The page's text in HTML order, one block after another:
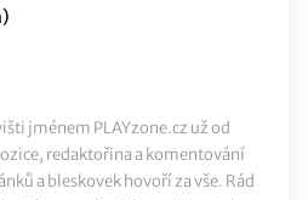
jménem PLAYzone.cz už od
redaktořina a komentování
a bleskovek hovoří za vše. Rád